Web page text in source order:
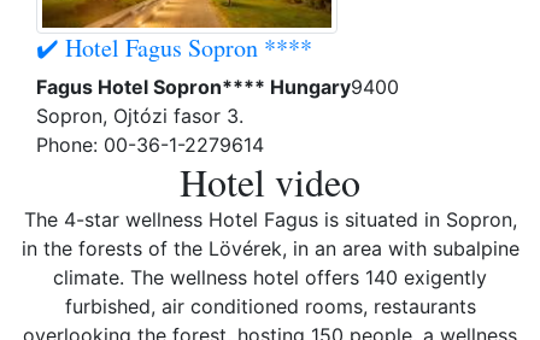
✔️ Hotel Fagus Sopron ****
Fagus Hotel Sopron**** Hungary9400
Sopron, Ojtózi fasor 3.
Phone: 00-36-1-2279614
Hotel video
The 4-star wellness Hotel Fagus is situated in Sopron,
in the forests of the Lövérek, in an area with subalpine
climate. The wellness hotel offers 140 exigently
furbished, air conditioned rooms, restaurants
overlooking the forest, hosting 150 people, a wellness